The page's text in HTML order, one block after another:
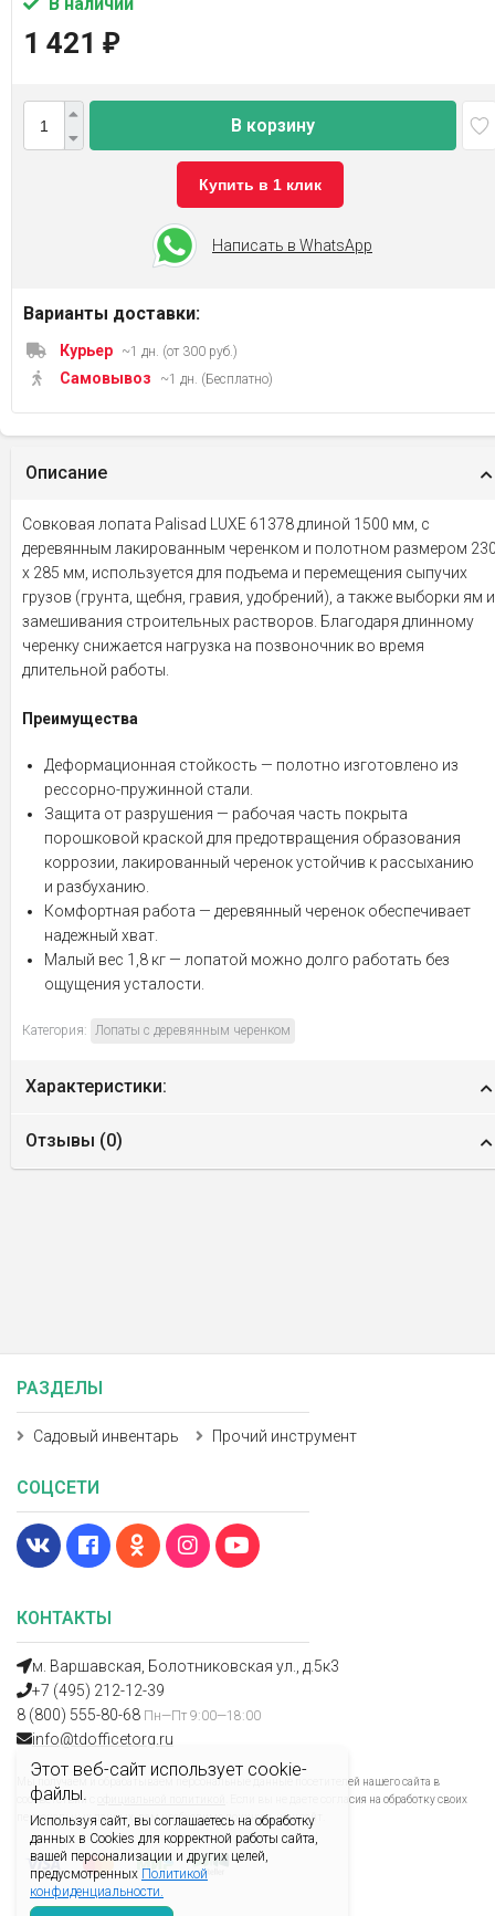
Этот веб-сайт использует cookie-
файлы.
Используя сайт, вы соглашаетесь на обработку
данных в Cookies для корректной работы сайта,
вашей персонализации и других целей,
предусмотренных Политикой
конфиденциальности.
1 421 ₽
В корзину
Купить в 1 клик
Написать в WhatsApp
Варианты доставки:
Курьер ~1 дн. (от 300 руб.)
Самовывоз ~1 дн. (Бесплатно)
Описание
Совковая лопата Palisad LUXE 61378 длиной 1500 мм, с
деревянным лакированным черенком и полотном размером
х 285 мм, используется для подъема и перемещения сыпучих
грузов (грунта, щебня, гравия, удобрений), а также выборки ям и
замешивания строительных растворов. Благодаря длинному
черенку снижается нагрузка на позвоночник во время
длительной работы.
Преимущества
Деформационная стойкость — полотно изготовлено из
рессорно-пружинной стали.
Защита от разрушения — рабочая часть покрыта
порошковой краской для предотвращения образования
коррозии, лакированный черенок устойчив к рассыханию
и разбуханию.
Комфортная работа — деревянный черенок обеспечивает
надежный хват.
Малый вес 1,8 кг — лопатой можно долго работать без
ощущения усталости.
Категория: Лопаты с деревянным черенком
Характеристики:
Отзывы (0)
КОНТАКТЫ
м. Варшавская, Болотниковская ул., д.5к3
+7 (495) 212-12-39
8 (800) 555-80-68 Пн—Пт 9:00—18:00
info@tdofficetorg.ru
Мы получаем и обрабатываем персональные данные посетителей нашего сайта в
соответствии с
. Если вы не даете согласия на обработку своих
персональных данных, вам необходимо покинуть наш сайт.
РАЗДЕЛЫ
Садовый инвентарь Прочий инструмент
СОЦСЕТИ